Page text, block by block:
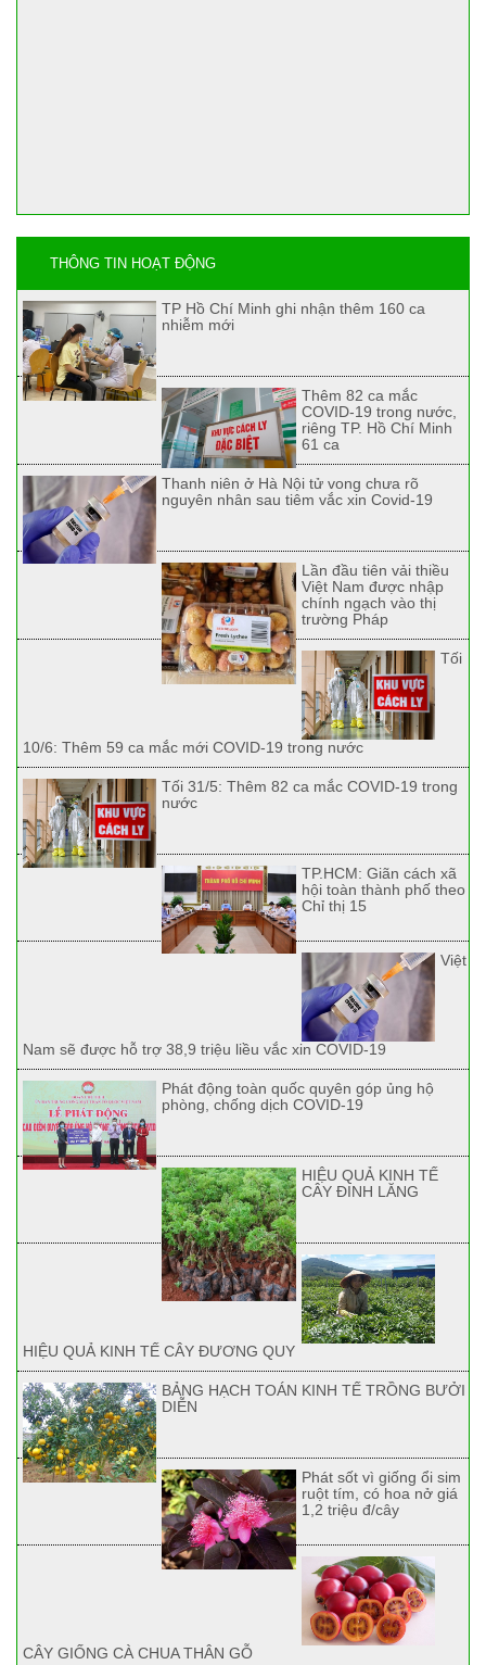
THÔNG TIN HOẠT ĐỘNG
TP Hồ Chí Minh ghi nhận thêm 160 ca
nhiễm mới
Thêm 82 ca mắc
COVID-19 trong nước,
riêng TP. Hồ Chí Minh
61 ca
Thanh niên ở Hà Nội tử vong chưa rõ
nguyên nhân sau tiêm vắc xin Covid-19
Lần đầu tiên vải thiều
Việt Nam được nhập
chính ngạch vào thị
trường Pháp
Tối
10/6: Thêm 59 ca mắc mới COVID-19 trong nước
Tối 31/5: Thêm 82 ca mắc COVID-19 trong
nước
TP.HCM: Giãn cách xã
hội toàn thành phố theo
Chỉ thị 15
Việt
Nam sẽ được hỗ trợ 38,9 triệu liều vắc xin COVID-19
Phát động toàn quốc quyên góp ủng hộ
phòng, chống dịch COVID-19
HIỆU QUẢ KINH TẾ
CÂY ĐINH LĂNG
HIỆU QUẢ KINH TẾ CÂY ĐƯƠNG QUY
BẢNG HẠCH TOÁN KINH TẾ TRỒNG BƯỞI
DIỄN
Phát sốt vì giống ổi sim
ruột tím, có hoa nở giá
1,2 triệu đ/cây
CÂY GIỐNG CÀ CHUA THÂN GỖ